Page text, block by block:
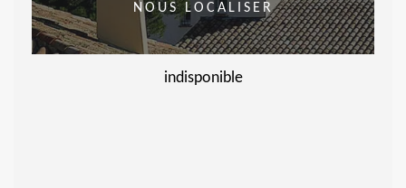
NOUS LOCALISER
indisponible